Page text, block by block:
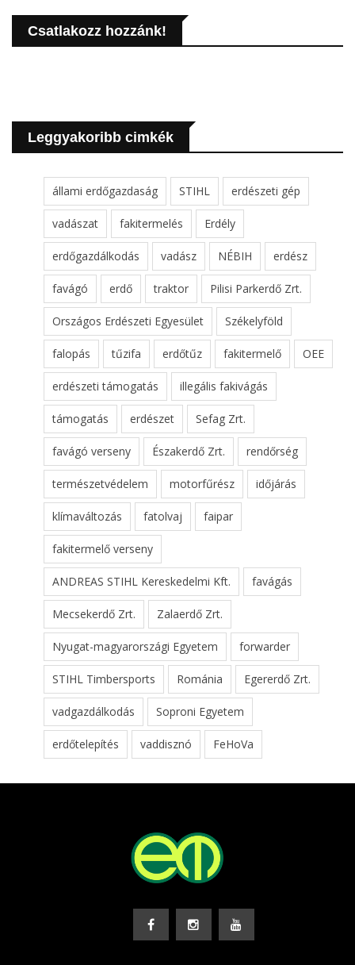
Csatlakozz hozzánk!
Leggyakoribb cimkék
állami erdőgazdaság STIHL erdészeti gép
vadászat fakitermelés Erdély
erdőgazdálkodás vadász NÉBIH erdész
favágó erdő traktor Pilisi Parkerdő Zrt.
Országos Erdészeti Egyesület Székelyföld
falopás tűzifa erdőtűz fakitermelő OEE
erdészeti támogatás illegális fakivágás
támogatás erdészet Sefag Zrt.
favágó verseny Északerdő Zrt. rendőrség
természetvédelem motorfűrész időjárás
klímaváltozás fatolvaj faipar
fakitermelő verseny
ANDREAS STIHL Kereskedelmi Kft. favágás
Mecsekerdő Zrt. Zalaerdő Zrt.
Nyugat-magyarországi Egyetem forwarder
STIHL Timbersports Románia Egererdő Zrt.
vadgazdálkodás Soproni Egyetem
erdőtelepítés vaddisznó FeHoVa